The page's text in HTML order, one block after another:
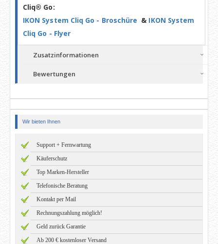
Cliq® Go:
IKON System Cliq Go - Broschüre & IKON System
Cliq Go - Flyer
Zusatzinformationen
Bewertungen
Wir bieten Ihnen
Support + Fernwartung
Käuferschutz
Top Marken-Hersteller
Telefonische Beratung
Kontakt per Mail
Rechnungszahlung möglich!
Geld zurück Garantie
Ab 200 € kostenloser Versand